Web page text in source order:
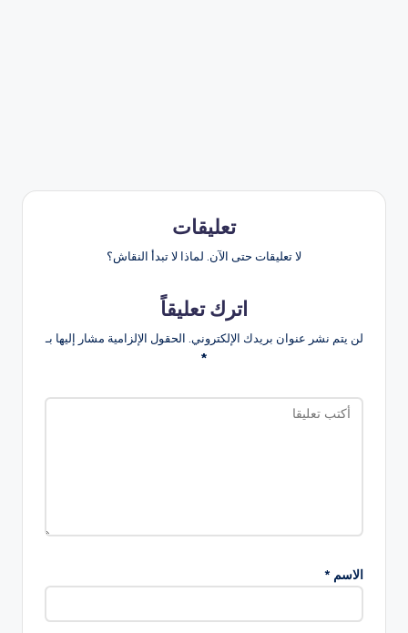
تعليقات
لا تعليقات حتى الآن. لماذا لا تبدأ النقاش؟
اترك تعليقاً
لن يتم نشر عنوان بريدك الإلكتروني. الحقول الإلزامية مشار إليها بـ
*
الاسم *